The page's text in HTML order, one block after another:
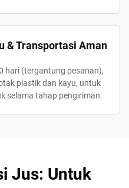
& Transportasi Aman
hari (tergantung pesanan),
plastik dan kayu, untuk
selama tahap pengiriman.
Jus: Untuk